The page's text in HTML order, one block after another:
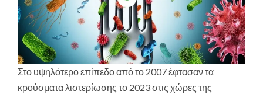
Στο υψηλότερο επίπεδο από το 2007 έφτασαν τα
κρούσματα λιστερίωσης το 2023 στις χώρες της